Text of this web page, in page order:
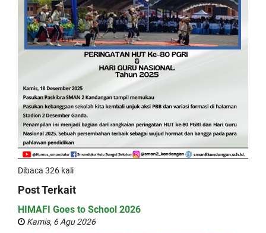
Dibaca 326 kali
Post Terkait
HIMAFI Goes to School 2026
Kamis, 6 Agu 2026